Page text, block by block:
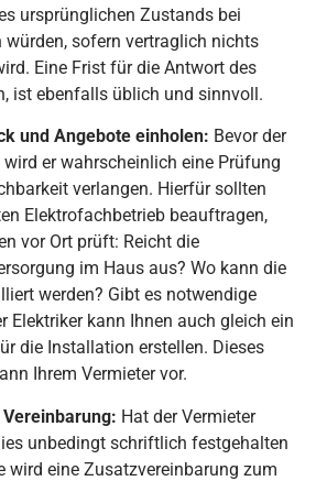
ursprünglichen Zustands bei
sofern vertraglich nichts
Eine Frist für die Antwort des
ist ebenfalls üblich und sinnvoll.
und Angebote einholen: Bevor der
er wahrscheinlich eine Prüfung
verlangen. Hierfür sollten
Elektrofachbetrieb beauftragen,
vor Ort prüft: Reicht die
im Haus aus? Wo kann die
werden? Gibt es notwendige
Elektriker kann Ihnen auch gleich ein
die Installation erstellen. Dieses
Ihrem Vermieter vor.
Hat der Vermieter
unbedingt schriftlich festgehalten
wird eine Zusatzvereinbarung zum